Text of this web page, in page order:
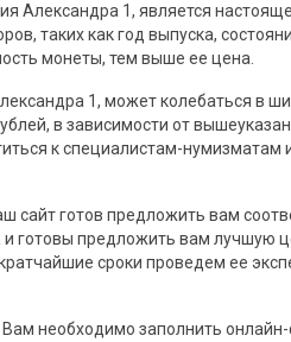
Александра 1, является
таких как год выпуска,
монеты, тем выше ее цена.
1, может колебаться в
в зависимости от
к специалистам-
сайт готов предложить вам
готовы предложить вам лучшую
сроки проведем ее
необходимо заполнить